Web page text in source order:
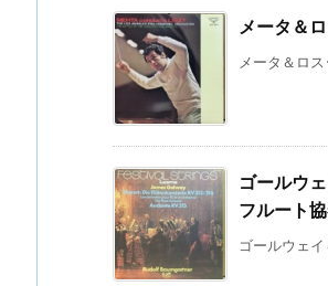
メータ＆
メータ＆ロ
ゴールウ
フルート
ゴールウェ